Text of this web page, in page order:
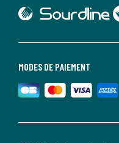
MODES DE PAIEMENT
lien